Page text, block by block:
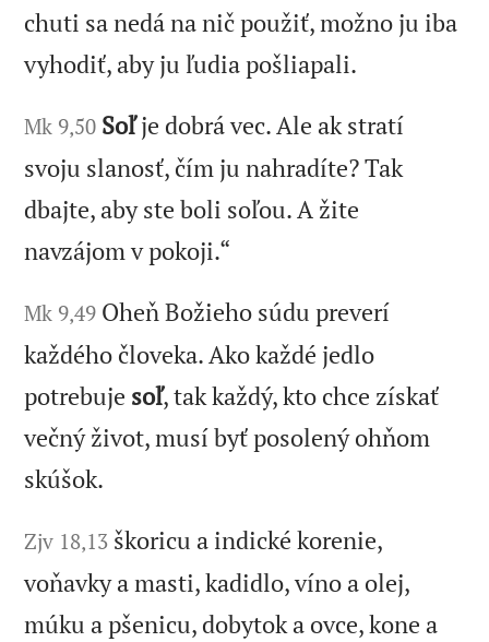
chuti sa nedá na nič použiť, možno ju iba
vyhodiť, aby ju ľudia pošliapali.
Mk 9,50 Soľje dobrá vec. Ale ak stratí
svoju slanosť, čím ju nahradíte? Tak
dbajte, aby ste boli soľou. A žite
navzájom v pokoji.“
Mk 9,49 Oheň Božieho súdu preverí
každého človeka. Ako každé jedlo
potrebuje soľ, tak každý, kto chce získať
večný život, musí byť posolený ohňom
skúšok.
Zjv 18,13 škoricu a indické korenie,
voňavky a masti, kadidlo, víno a olej,
múku a pšenicu, dobytok a ovce, kone a